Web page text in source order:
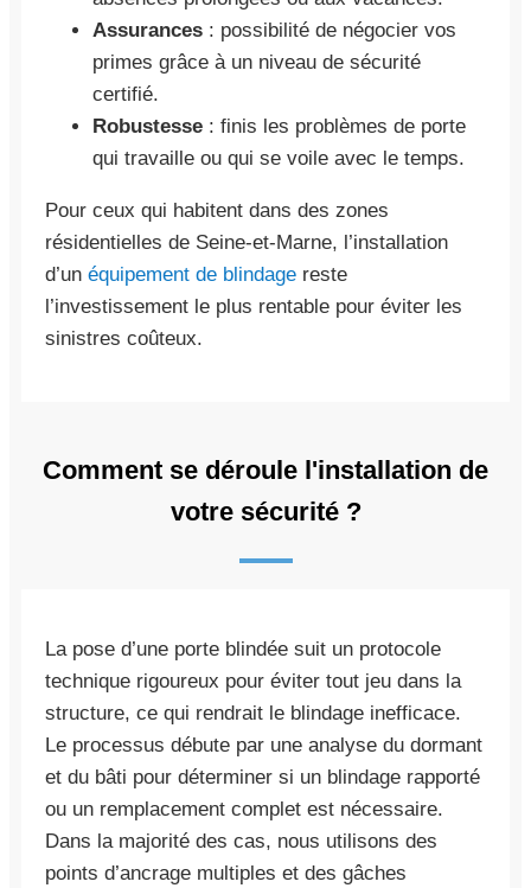
Assurances : possibilité de négocier vos
primes grâce à un niveau de sécurité
certifié.
Robustesse : finis les problèmes de porte
qui travaille ou qui se voile avec le temps.
Pour ceux qui habitent dans des zones
résidentielles de Seine-et-Marne, l’installation
d’un équipement de blindage reste
l’investissement le plus rentable pour éviter les
sinistres coûteux.
Comment se déroule l'installation de
votre sécurité ?
La pose d’une porte blindée suit un protocole
technique rigoureux pour éviter tout jeu dans la
structure, ce qui rendrait le blindage inefficace.
Le processus débute par une analyse du dormant
et du bâti pour déterminer si un blindage rapporté
ou un remplacement complet est nécessaire.
Dans la majorité des cas, nous utilisons des
points d’ancrage multiples et des gâches